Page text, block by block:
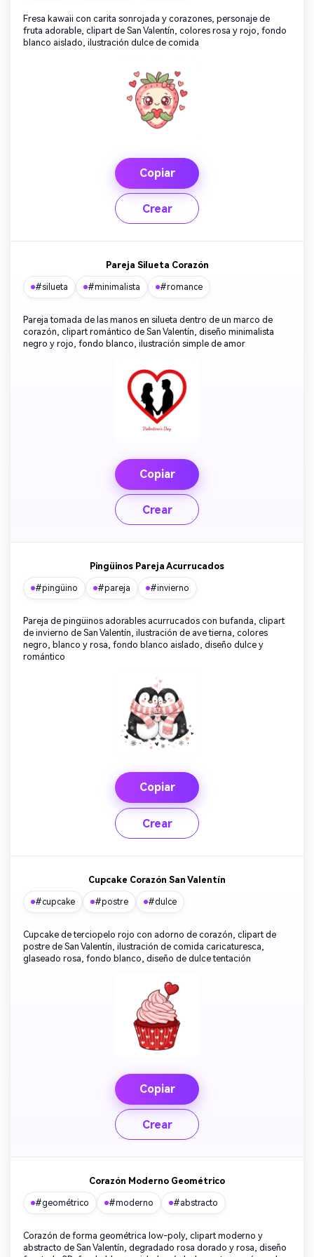
Fresa kawaii con carita sonrojada y corazones, personaje de
fruta adorable, clipart de San Valentín, colores rosa y rojo, fondo
blanco aislado, ilustración dulce de comida
Copiar
Crear
Pareja Silueta Corazón
#silueta #minimalista #romance
Pareja tomada de las manos en silueta dentro de un marco de
corazón, clipart romántico de San Valentín, diseño minimalista
negro y rojo, fondo blanco, ilustración simple de amor
Copiar
Crear
Pingüinos Pareja Acurrucados
#pingüino #pareja #invierno
Pareja de pingüinos adorables acurrucados con bufanda, clipart
de invierno de San Valentín, ilustración de ave tierna, colores
negro, blanco y rosa, fondo blanco aislado, diseño dulce y
romántico
Copiar
Crear
Cupcake Corazón San Valentín
#cupcake #postre #dulce
Cupcake de terciopelo rojo con adorno de corazón, clipart de
postre de San Valentín, ilustración de comida caricaturesca,
glaseado rosa, fondo blanco, diseño de dulce tentación
Copiar
Crear
Corazón Moderno Geométrico
#geométrico #moderno #abstracto
Corazón de forma geométrica low-poly, clipart moderno y
abstracto de San Valentín, degradado rosa dorado y rosa, diseño